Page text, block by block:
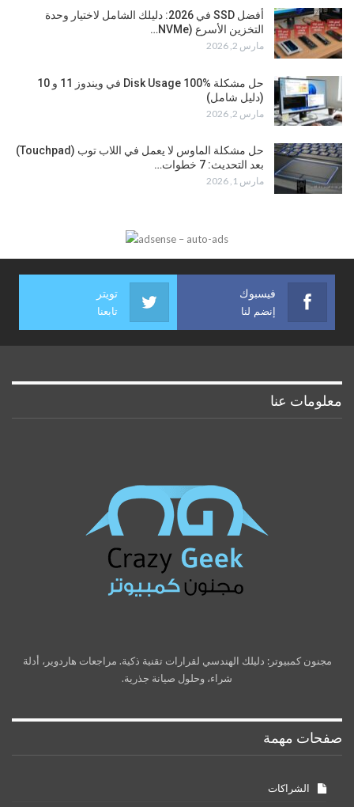
أفضل SSD في 2026: دليلك الشامل لاختيار وحدة
التخزين الأسرع (NVMe…
مارس 2, 2026
حل مشكلة Disk Usage 100% في ويندوز 11 و 10
(دليل شامل)
مارس 2, 2026
حل مشكلة الماوس لا يعمل في اللاب توب (Touchpad)
بعد التحديث: 7 خطوات…
مارس 1, 2026
فيسبوك
إنضم لنا
تويتر
تابعنا
معلومات عنا
مجنون كمبيوتر: دليلك الهندسي لقرارات تقنية ذكية. مراجعات هاردوير، أدلة
شراء، وحلول صيانة جذرية.
صفحات مهمة
الشراكات